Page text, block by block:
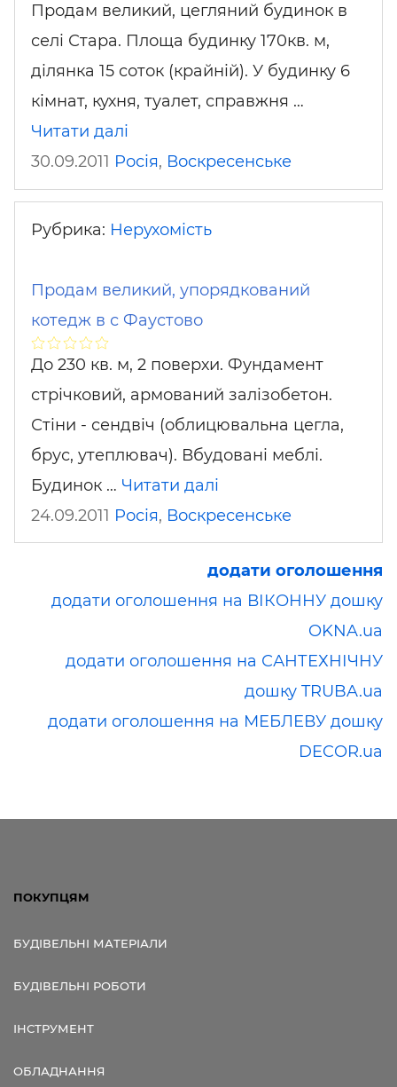
Продам великий, цегляний будинок в
селі Стара. Площа будинку 170кв. м,
ділянка 15 соток (крайній). У будинку 6
кімнат, кухня, туалет, справжня …
Читати далі
30.09.2011 Росія, Воскресенське
Рубрика: Нерухомість
Продам великий, упорядкований
котедж в с Фаустово
До 230 кв. м, 2 поверхи. Фундамент
стрічковий, армований залізобетон.
Стіни - сендвіч (облицювальна цегла,
брус, утеплювач). Вбудовані меблі.
Будинок … Читати далі
24.09.2011 Росія, Воскресенське
додати оголошення
додати оголошення на ВІКОННУ дошку
OKNA.ua
додати оголошення на САНТЕХНІЧНУ
дошку TRUBA.ua
додати оголошення на МЕБЛЕВУ дошку
DECOR.ua
ПОКУПЦЯМ
БУДІВЕЛЬНІ МАТЕРІАЛИ
БУДІВЕЛЬНІ РОБОТИ
ІНСТРУМЕНТ
ОБЛАДНАННЯ